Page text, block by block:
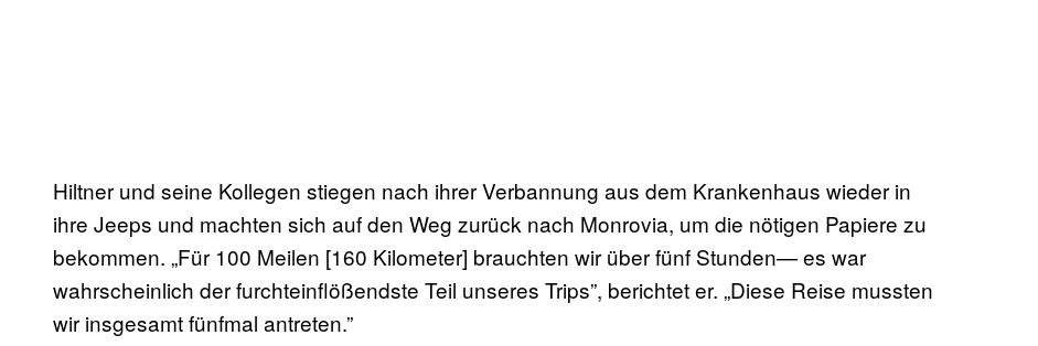
Hiltner und seine Kollegen stiegen nach ihrer Verbannung aus dem Krankenhaus wieder in
ihre Jeeps und machten sich auf den Weg zurück nach Monrovia, um die nötigen Papiere zu
bekommen. „Für 100 Meilen [160 Kilometer] brauchten wir über fünf Stunden— es war
wahrscheinlich der furchteinflößendste Teil unseres Trips”, berichtet er. „Diese Reise mussten
wir insgesamt fünfmal antreten.”